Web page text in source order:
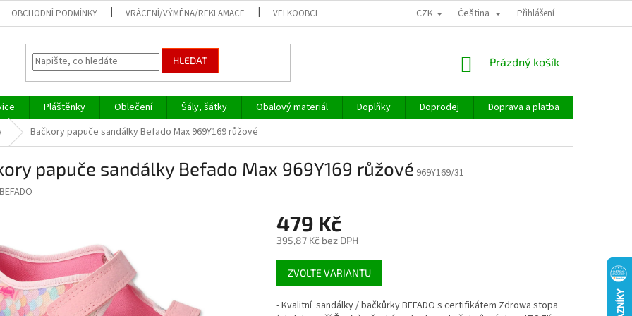
OBCHODNÍ PODMÍNKY VRÁCENÍ/VÝMĚNA/REKLAMACE VELKOOBCHOD CZK Čeština Přihlášení
HLEDAT
NÁKUPNÍ
Prázdný košík
Pláštěnky Oblečení Šály, šátky Obalový materiál Doplňky Doprodej Doprava a platba
Bačkory papuče sandálky Befado Max 969Y169 růžové
papuče sandálky Befado Max 969Y169 růžové 969Y169/31
BEFADO
479 Kč
395,87 Kč bez DPH
Měrná
cena:
ZVOLTE VARIANTU
- Kvalitní sandálky / bačkůrky BEFADO s certifikátem Zdrowa stopa